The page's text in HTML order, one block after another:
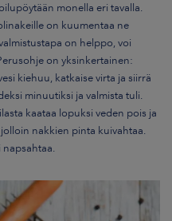
monella eri tavalla.
on kuumentaa ne
on helppo, voi
on yksinkertainen:
kiehuu, katkaise virta ja siirrä
minuutiksi ja valmista tuli.
kaataa lopuksi veden pois ja
nakkien pinta kuivahtaa.